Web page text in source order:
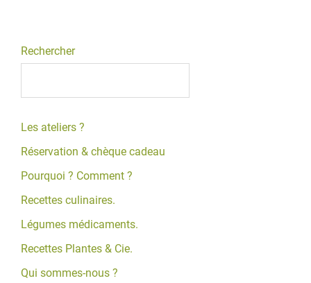
Rechercher
Les ateliers ?
Réservation & chèque cadeau
Pourquoi ? Comment ?
Recettes culinaires.
Légumes médicaments.
Recettes Plantes & Cie.
Qui sommes-nous ?